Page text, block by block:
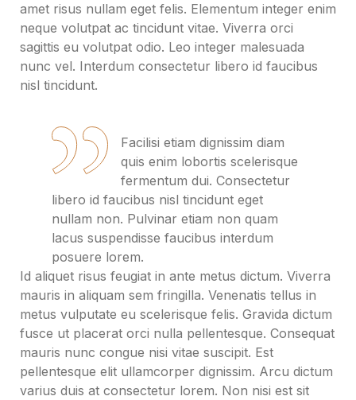
amet risus nullam eget felis. Elementum integer enim
neque volutpat ac tincidunt vitae. Viverra orci
sagittis eu volutpat odio. Leo integer malesuada
nunc vel. Interdum consectetur libero id faucibus
nisl tincidunt.
Facilisi etiam dignissim diam
quis enim lobortis scelerisque
fermentum dui. Consectetur
libero id faucibus nisl tincidunt eget
nullam non. Pulvinar etiam non quam
lacus suspendisse faucibus interdum
posuere lorem.
Id aliquet risus feugiat in ante metus dictum. Viverra
mauris in aliquam sem fringilla. Venenatis tellus in
metus vulputate eu scelerisque felis. Gravida dictum
fusce ut placerat orci nulla pellentesque. Consequat
mauris nunc congue nisi vitae suscipit. Est
pellentesque elit ullamcorper dignissim. Arcu dictum
varius duis at consectetur lorem. Non nisi est sit